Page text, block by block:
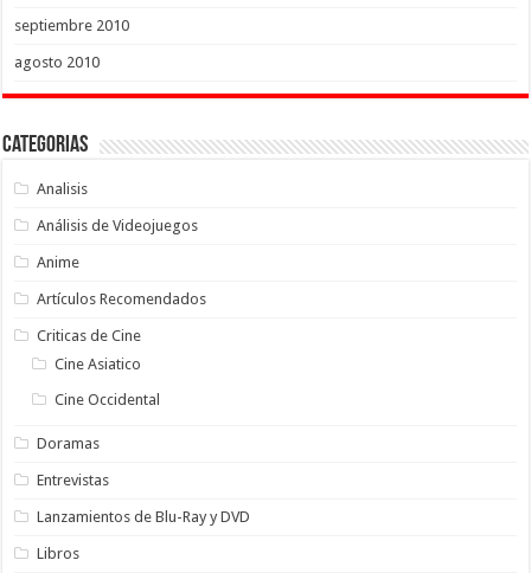
septiembre 2010
agosto 2010
Categorias
Analisis
Análisis de Videojuegos
Anime
Artículos Recomendados
Criticas de Cine
Cine Asiatico
Cine Occidental
Doramas
Entrevistas
Lanzamientos de Blu-Ray y DVD
Libros